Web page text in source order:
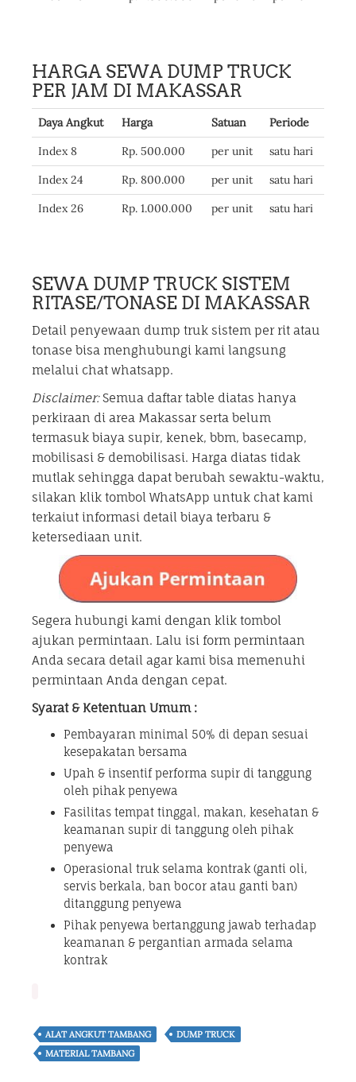
HARGA SEWA DUMP TRUCK
PER JAM DI MAKASSAR
Daya Angkut Harga Satuan
Periode
Index 8
Rp. 500.000 per unit
satu hari
Index 24
Rp. 800.000 per unit
satu hari
Index 26
Rp. 1.000.000 per unit satu hari
SEWA DUMP TRUCK SISTEM
RITASE/TONASE DI MAKASSAR
Detail penyewaan dump truk sistem per rit atau
tonase bisa menghubungi kami langsung
melalui chat whatsapp.
Disclaimer:Semua daftar table diatas hanya
perkiraan di area Makassar serta belum
termasuk biaya supir, kenek, bbm, basecamp,
mobilisasi & demobilisasi. Harga diatas tidak
mutlak sehingga dapat berubah sewaktu-waktu,
silakan klik tombol WhatsApp untuk chat kami
terkaiut informasi detail biaya terbaru &
ketersediaan unit.
Segera hubungi kami dengan klik tombol
ajukan permintaan. Lalu isi form permintaan
Anda secara detail agar kami bisa memenuhi
permintaan Anda dengan cepat.
Syarat & Ketentuan Umum :
Pembayaran minimal 50% di depan sesuai
kesepakatan bersama
Upah & insentif performa supir di tanggung
oleh pihak penyewa
Fasilitas tempat tinggal, makan, kesehatan &
keamanan supir di tanggung oleh pihak
penyewa
Operasional truk selama kontrak (ganti oli,
servis berkala, ban bocor atau ganti ban)
ditanggung penyewa
Pihak penyewa bertanggung jawab terhadap
keamanan & pergantian armada selama
kontrak
ALAT ANGKUT TAMBANG
DUMP TRUCK
MATERIAL TAMBANG